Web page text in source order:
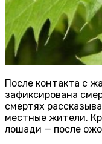
После контакта с
зафиксирована
смертях
местные жители.
лошади — после